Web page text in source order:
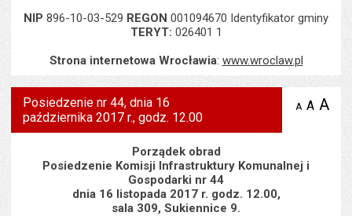
NIP 896-10-03-529 REGON 001094670 Identyfikator gminy
TERYT: 026401 1
Strona internetowa Wrocławia: www.wroclaw.pl
Posiedzenie nr 44, dnia 16
października 2017 r., godz. 12.00
A zmniejsz
A A
Porządek obrad
Posiedzenie Komisji Infrastruktury Komunalnej i
Gospodarki nr 44
dnia 16 listopada 2017 r. godz. 12.00,
sala 309, Sukiennice 9.